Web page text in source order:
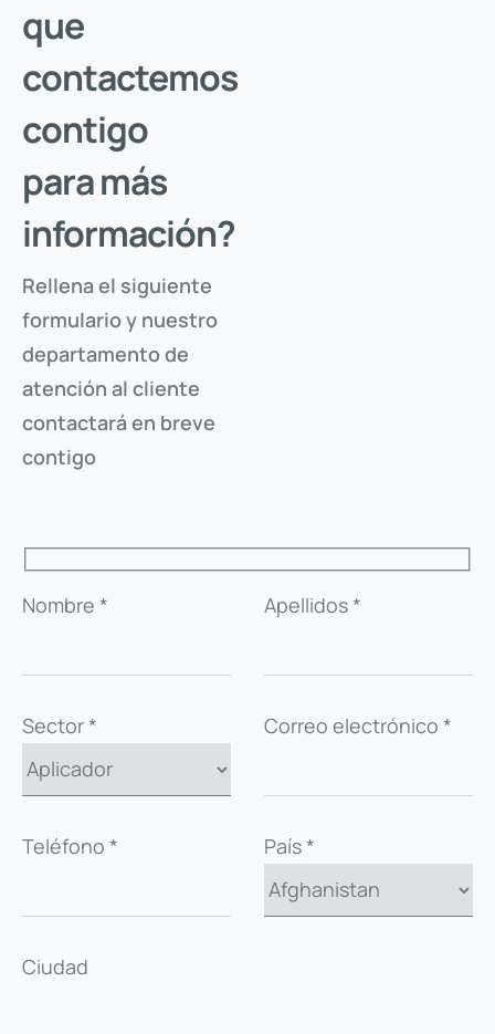
que
contactemos
contigo
para más
información?
Rellena el siguiente
formulario y nuestro
departamento de
atención al cliente
contactará en breve
contigo
Nombre * Apellidos *
Sector * Correo electrónico *
Teléfono * País *
Ciudad
Solicita tu acceso
Introduce tu e-mail, y verifica que eres tú, para
descargar los documentos protegidos de este producto.